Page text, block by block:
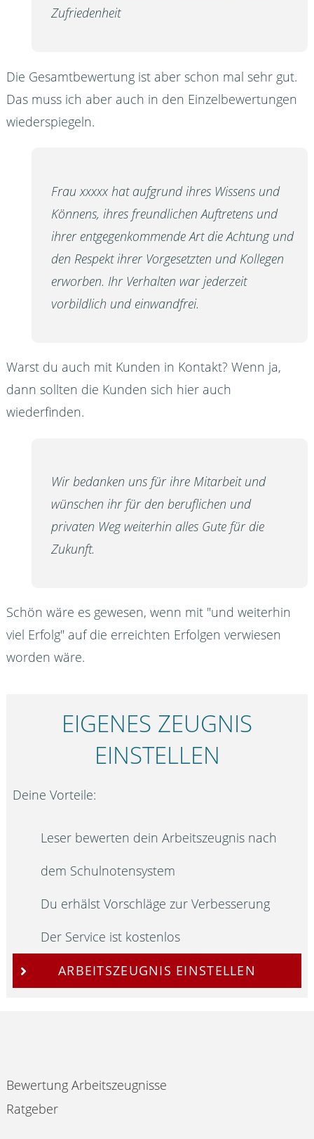
Zufriedenheit
Die Gesamtbewertung ist aber schon mal sehr gut.
Das muss ich aber auch in den Einzelbewertungen
wiederspiegeln.
Frau xxxxx hat aufgrund ihres Wissens und
Könnens, ihres freundlichen Auftretens und
ihrer entgegenkommende Art die Achtung und
den Respekt ihrer Vorgesetzten und Kollegen
erworben. Ihr Verhalten war jederzeit
vorbildlich und einwandfrei.
Warst du auch mit Kunden in Kontakt? Wenn ja,
dann sollten die Kunden sich hier auch
wiederfinden.
Wir bedanken uns für ihre Mitarbeit und
wünschen ihr für den beruflichen und
privaten Weg weiterhin alles Gute für die
Zukunft.
Schön wäre es gewesen, wenn mit "und weiterhin
viel Erfolg" auf die erreichten Erfolgen verwiesen
worden wäre.
EIGENES ZEUGNIS
EINSTELLEN
Deine Vorteile:
Leser bewerten dein Arbeitszeugnis nach
dem Schulnotensystem
Du erhälst Vorschläge zur Verbesserung
Der Service ist kostenlos
ARBEITSZEUGNIS EINSTELLEN
Bewertung Arbeitszeugnisse
Ratgeber